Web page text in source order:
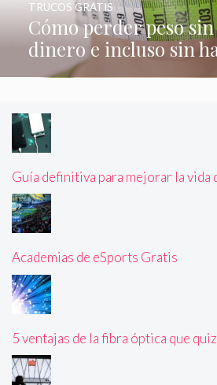
Cómo perder peso
dinero e incluso sin
TRUCOS GRATIS
Guía definitiva para mejorar la vida
Academias de eSports Gratis
5 ventajas de la fibra óptica que